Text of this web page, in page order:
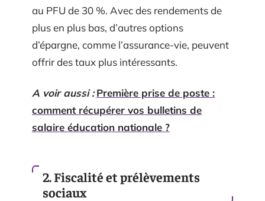
au PFU de 30 %. Avec des rendements de
plus en plus bas, d’autres options
d’épargne, comme l’assurance-vie, peuvent
offrir des taux plus intéressants.
A voir aussi : Première prise de poste :
comment récupérer vos bulletins de
salaire éducation nationale ?
2. Fiscalité et prélèvements
sociaux